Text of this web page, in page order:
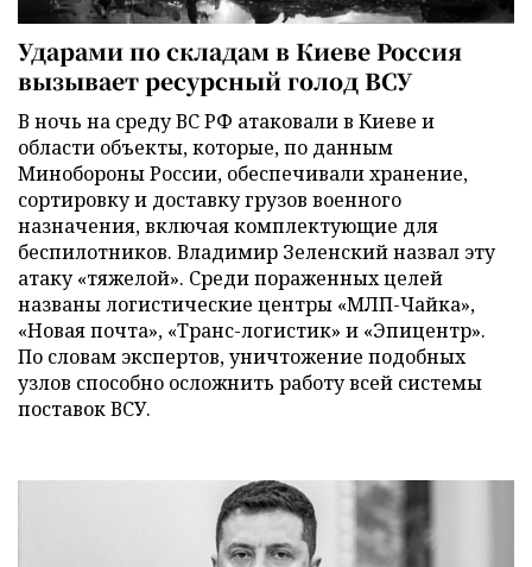
Ударами по складам в Киеве Россия
вызывает ресурсный голод ВСУ
В ночь на среду ВС РФ атаковали в Киеве и
области объекты, которые, по данным
Минобороны России, обеспечивали хранение,
сортировку и доставку грузов военного
назначения, включая комплектующие для
беспилотников. Владимир Зеленский назвал эту
атаку «тяжелой». Среди пораженных целей
названы логистические центры «МЛП-Чайка»,
«Новая почта», «Транс-логистик» и «Эпицентр».
По словам экспертов, уничтожение подобных
узлов способно осложнить работу всей системы
поставок ВСУ.